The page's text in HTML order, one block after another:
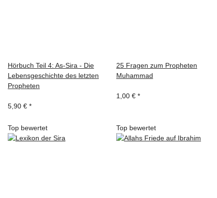
Hörbuch Teil 4: As-Sira - Die
Lebensgeschichte des letzten
Propheten
5,90 € *
25 Fragen zum Propheten
Muhammad
1,00 € *
Top bewertet Top bewertet